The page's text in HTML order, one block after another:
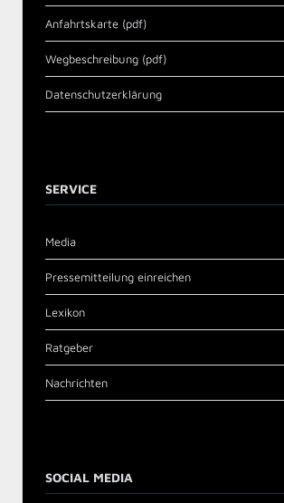
Anfahrtskarte (pdf)
Wegbeschreibung (pdf)
Datenschutzerklärung
SERVICE
Media
Pressemitteilung einreichen
Lexikon
Ratgeber
Nachrichten
SOCIAL MEDIA